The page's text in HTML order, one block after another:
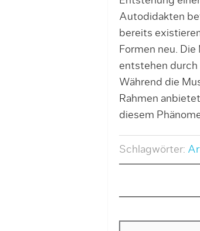
Autodidakten
bereits
Formen neu.
entstehen durch
Während die
Rahmen
diesem
Schlagwörter: